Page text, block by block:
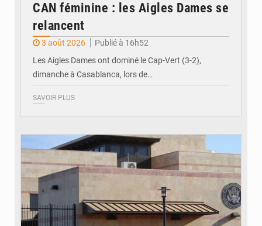
CAN féminine : les Aigles Dames se
relancent
3 août 2026
Publié à 16h52
Les Aigles Dames ont dominé le Cap-Vert (3-2),
dimanche à Casablanca, lors de…
SAVOIR PLUS